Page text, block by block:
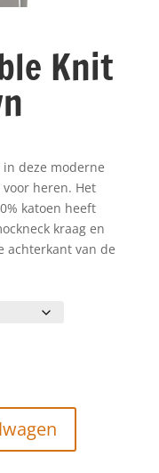
Knit
deze moderne
heren. Het
katoen heeft
kraag en
achterkant van de